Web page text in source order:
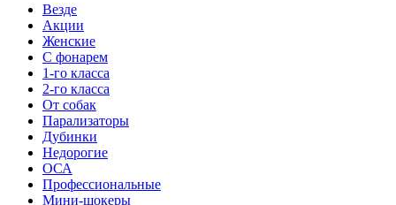
Везде
Акции
Женские
С фонарем
1-го класса
2-го класса
От собак
Парализаторы
Дубинки
Недорогие
ОСА
Профессиональные
Мини-шокеры